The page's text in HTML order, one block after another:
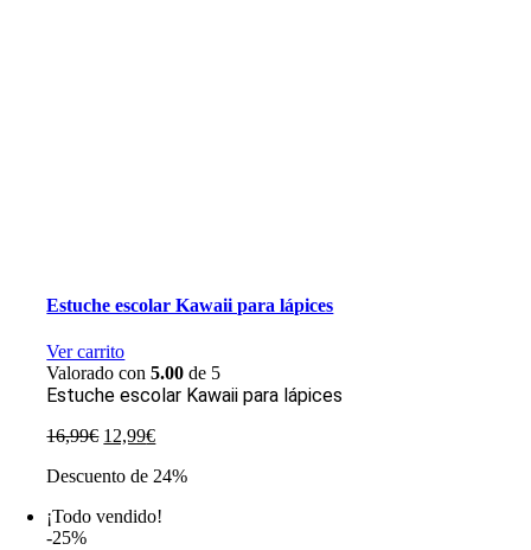
Estuche escolar Kawaii para lápices
Ver carrito
Valorado con5.00 de 5
Estuche escolar Kawaii para lápices
16,99€ El
original
16,99€.
12,99€El
actual
12,99€.
Descuento de 24%
¡Todo vendido!
-25%